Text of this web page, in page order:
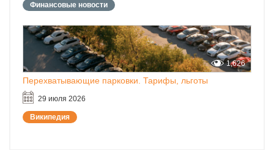
Финансовые новости
Перехватывающие парковки. Тарифы, льготы
29 июля 2026
1,626
Википедия